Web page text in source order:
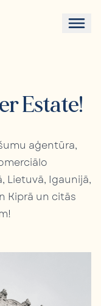
Estate!
aģentūra,
Lietuvā, Igaunijā,
Kiprā un citās